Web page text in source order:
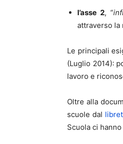
l’asse 2, “
attraverso la
Le principali
(Luglio 2014):
lavoro e
Oltre alla
scuole dal
Scuola ci